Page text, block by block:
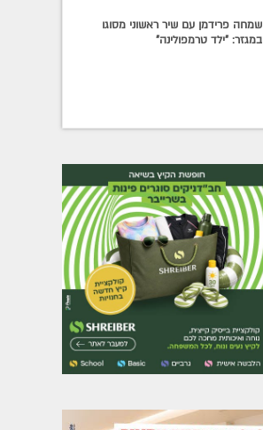
שמחה פרידמן עם שיר ראשוני מסוגו
במגזר: "ילד טרמפולינה"